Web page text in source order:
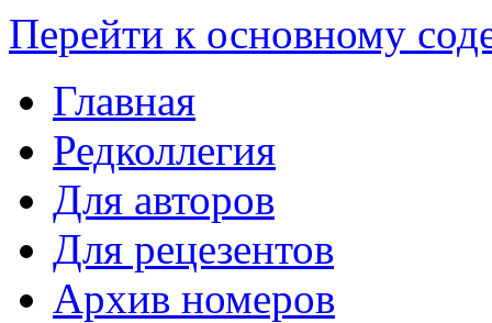
Перейти к основному
Главная
Редколлегия
Для авторов
Для рецезентов
Архив номеров